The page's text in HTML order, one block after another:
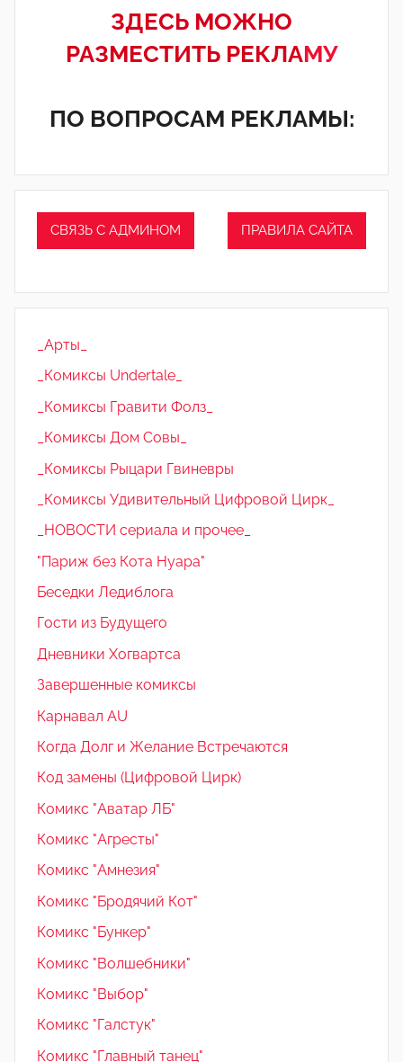
ЗДЕСЬ МОЖНО
РАЗМЕСТИТЬ РЕКЛАМУ
ПО ВОПРОСАМ РЕКЛАМЫ:
СВЯЗЬ С АДМИНОМ ПРАВИЛА САЙТА
_Арты_
_Комиксы Undertale_
_Комиксы Гравити Фолз_
_Комиксы Дом Совы_
_Комиксы Рыцари Гвиневры
_Комиксы Удивительный Цифровой Цирк_
_НОВОСТИ сериала и прочее_
"Париж без Кота Нуара"
Беседки Ледиблога
Гости из Будущего
Дневники Хогвартса
Завершенные комиксы
Карнавал AU
Когда Долг и Желание Встречаются
Код замены (Цифровой Цирк)
Комикс "Аватар ЛБ"
Комикс "Агресты"
Комикс "Амнезия"
Комикс "Бродячий Кот"
Комикс "Бункер"
Комикс "Волшебники"
Комикс "Выбор"
Комикс "Галстук"
Комикс "Главный танец"